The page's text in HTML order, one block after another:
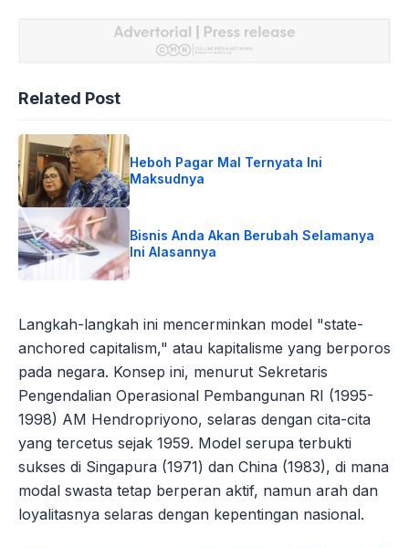
Related Post
Heboh Pagar Mal Ternyata Ini
Maksudnya
Bisnis Anda Akan Berubah Selamanya
Ini Alasannya
Langkah-langkah ini mencerminkan model "state-
anchored capitalism," atau kapitalisme yang berporos
pada negara. Konsep ini, menurut Sekretaris
Pengendalian Operasional Pembangunan RI (1995-
1998) AM Hendropriyono, selaras dengan cita-cita
yang tercetus sejak 1959. Model serupa terbukti
sukses di Singapura (1971) dan China (1983), di mana
modal swasta tetap berperan aktif, namun arah dan
loyalitasnya selaras dengan kepentingan nasional.